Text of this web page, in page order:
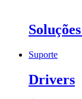
Suporte
Drivers